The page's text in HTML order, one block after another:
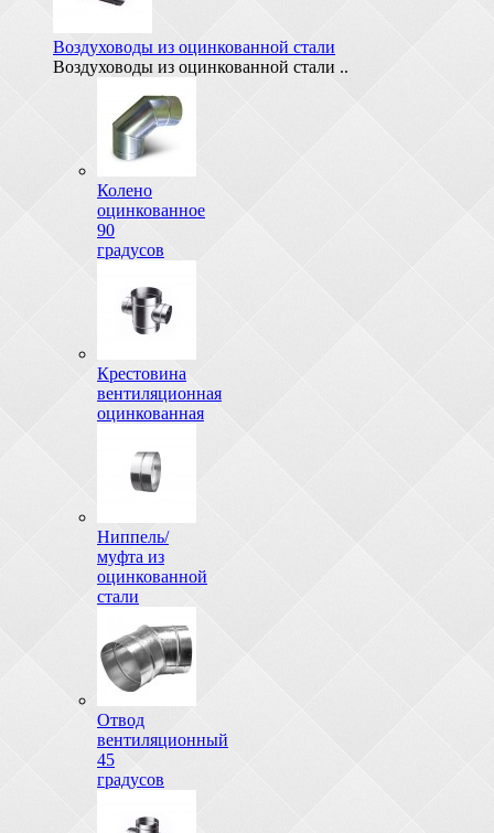
Воздуховоды из оцинкованной стали
Воздуховоды из оцинкованной стали ..
Колено
оцинкованное
90
градусов
Крестовина
вентиляционная
оцинкованная
Ниппель/
муфта из
оцинкованной
стали
Отвод
вентиляционный
45
градусов